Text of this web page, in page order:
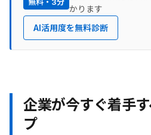
かります
AI活用度を無料診断
企業が今すぐ着手
プ